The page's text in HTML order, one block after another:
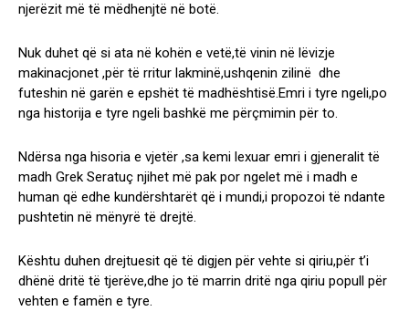
njerëzit më të mëdhenjtë në botë.
Nuk duhet që si ata në kohën e vetë,të vinin në lëvizje
makinacjonet ,për të rritur lakminë,ushqenin zilinë dhe
futeshin në garën e epshët të madhështisë.Emri i tyre ngeli,po
nga historija e tyre ngeli bashkë me përçmimin për to.
Ndërsa nga hisoria e vjetër ,sa kemi lexuar emri i gjeneralit të
madh Grek Seratuç njihet më pak por ngelet më i madh e
human që edhe kundërshtarët që i mundi,i propozoi të ndante
pushtetin në mënyrë të drejtë.
Kështu duhen drejtuesit që të digjen për vehte si qiriu,për t’i
dhënë dritë të tjerëve,dhe jo të marrin dritë nga qiriu popull për
vehten e famën e tyre.